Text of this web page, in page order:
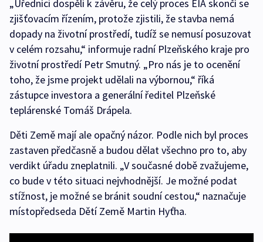
„Úředníci dospěli k závěru, že celý proces EIA skončí se
zjišťovacím řízením, protože zjistili, že stavba nemá
dopady na životní prostředí, tudíž se nemusí posuzovat
v celém rozsahu,“ informuje radní Plzeňského kraje pro
životní prostředí Petr Smutný. „Pro nás je to ocenění
toho, že jsme projekt udělali na výbornou,“ říká
zástupce investora a generální ředitel Plzeňské
teplárenské Tomáš Drápela.
Děti Země mají ale opačný názor. Podle nich byl proces
zastaven předčasně a budou dělat všechno pro to, aby
verdikt úřadu zneplatnili. „V současné době zvažujeme,
co bude v této situaci nejvhodnější. Je možné podat
stížnost, je možné se bránit soudní cestou,“ naznačuje
místopředseda Dětí Země Martin Hyťha.